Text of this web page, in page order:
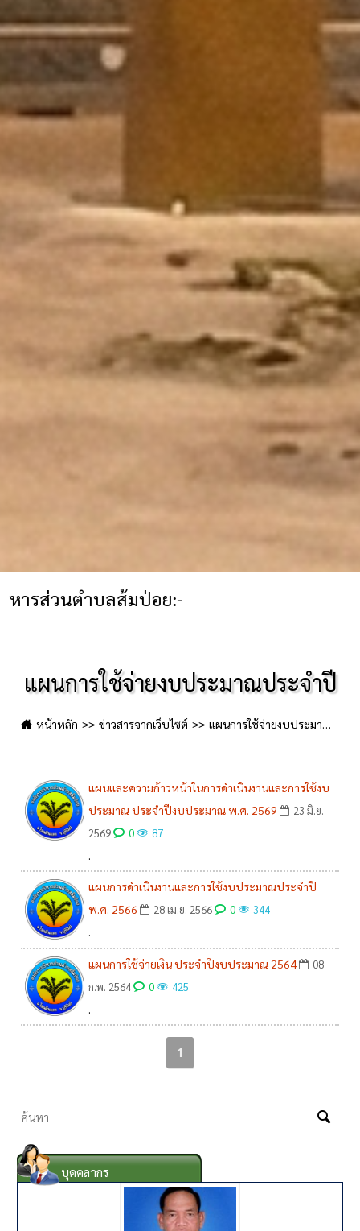
ลส้มป่อย:-
แผนการใช้จ่ายงบประมาณประจำปี
หน้าหลัก ข่าวสารจากเว็บไซต์ แผนการใช้จ่ายงบประมาณประจำปี
แผนและความก้าวหน้าในการดำเนินงานและการใช้งบ
ประมาณ ประจำปีงบประมาณ พ.ศ. 2569
23 มิ.ย.
2569
0 87
.
แผนการดำเนินงานและการใช้งบประมาณประจำปี
พ.ศ. 2566
28 เม.ย. 2566 0 344
.
แผนการใช้จ่ายเงิน ประจำปีงบประมาณ 2564
08
ก.พ. 2564
0 425
.
1
บุคคลากร